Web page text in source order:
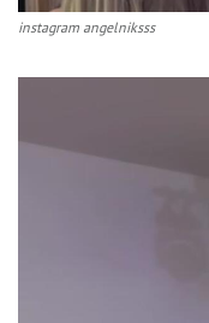
instagram angelniksss